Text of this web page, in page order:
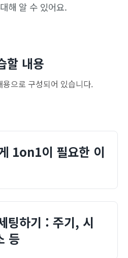
해 알 수 있어요.
할 내용
으로 구성되어 있습니다.
1on1이 필요한 이
팅하기 : 주기, 시
등